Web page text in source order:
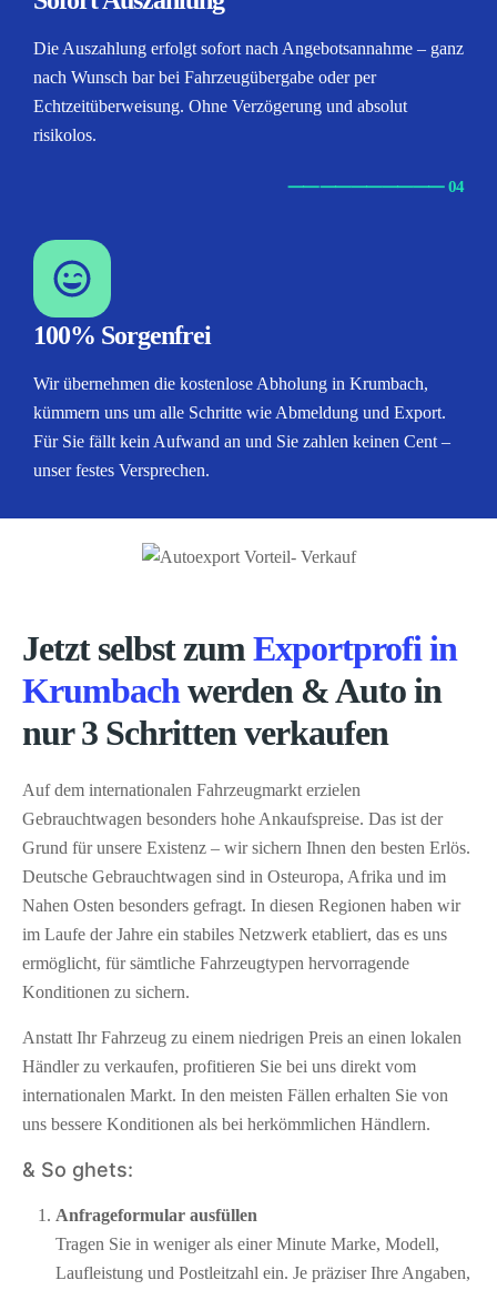
Die Auszahlung erfolgt sofort nach Angebotsannahme – ganz
nach Wunsch bar bei Fahrzeugübergabe oder per
Echtzeitüberweisung. Ohne Verzögerung und absolut
risikolos.
⸺⸺⸺⸺⸺ 04
100% Sorgenfrei
Wir übernehmen die kostenlose Abholung in Krumbach,
kümmern uns um alle Schritte wie Abmeldung und Export.
Für Sie fällt kein Aufwand an und Sie zahlen keinen Cent –
unser festes Versprechen.
Jetzt selbst zumExportprofi in
Krumbachwerden & Auto in
nur 3 Schritten verkaufen
Auf dem internationalen Fahrzeugmarkt erzielen
Gebrauchtwagen besonders hohe Ankaufspreise. Das ist der
Grund für unsere Existenz – wir sichern Ihnen den besten Erlös.
Deutsche Gebrauchtwagen sind in Osteuropa, Afrika und im
Nahen Osten besonders gefragt. In diesen Regionen haben wir
im Laufe der Jahre ein stabiles Netzwerk etabliert, das es uns
ermöglicht, für sämtliche Fahrzeugtypen hervorragende
Konditionen zu sichern.
Anstatt Ihr Fahrzeug zu einem niedrigen Preis an einen lokalen
Händler zu verkaufen, profitieren Sie bei uns direkt vom
internationalen Markt. In den meisten Fällen erhalten Sie von
uns bessere Konditionen als bei herkömmlichen Händlern.
& So ghets:
Anfrageformular ausfüllen
Tragen Sie in weniger als einer Minute Marke, Modell,
Laufleistung und Postleitzahl ein. Je präziser Ihre Angaben,